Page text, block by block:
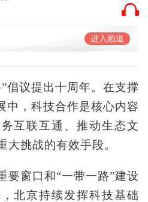
进入频道
倡议提出十周年。在支撑
中，科技合作是核心内容
互联互通、推动生态文
大挑战的有效手段。
要窗口和“一带一路”建设
北京持续发挥科技基础